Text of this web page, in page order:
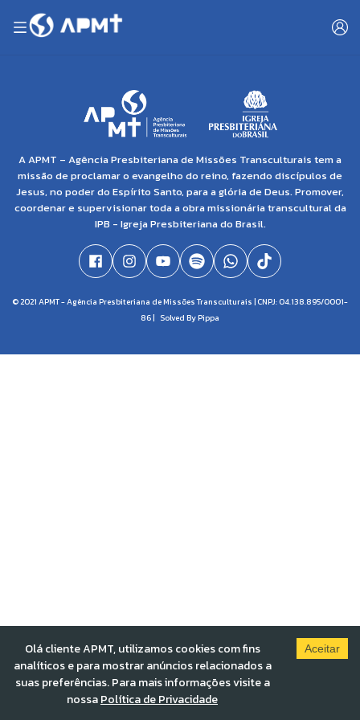
A APMT – Agência Presbiteriana de Missões Transculturais tem a
missão de proclamar o evangelho do reino, fazendo discípulos de
Jesus, no poder do Espírito Santo, para a glória de Deus. Promover,
coordenar e supervisionar toda a obra missionária transcultural da
IPB - Igreja Presbiteriana do Brasil.
© 2021 APMT - Agência Presbiteriana de Missões Transculturais | CNPJ: 04.138.895/0001-
86 | Solved By Pippa
Olá cliente APMT, utilizamos cookies com fins
analíticos e para mostrar anúncios relacionados a
suas preferências. Para mais informações visite a
nossaPolítica de Privacidade
Aceitar